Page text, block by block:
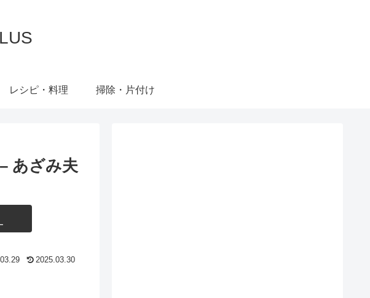
レシピ・料理 掃除・片付け
あざみ夫
2025.03.30